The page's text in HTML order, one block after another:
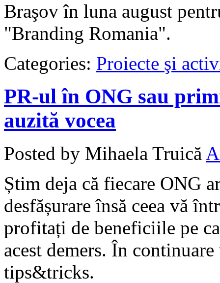
Braşov în luna august
"Branding Romania".
Categories: Proiecte şi
PR-ul în ONG sau
auzită vocea
Posted by Mihaela Truică
Știm deja că fiecare ONG
desfășurare însă ceea vă
profitați de beneficiile pe
acest demers. În
tips&tricks.